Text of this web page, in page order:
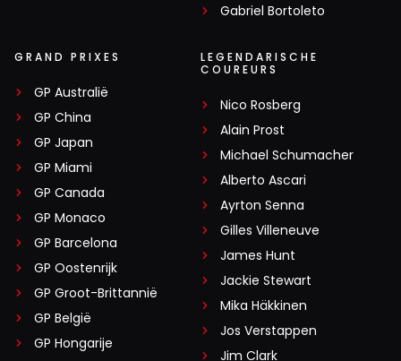
Gabriel Bortoleto
GRAND PRIXES
GP Australië
GP China
GP Japan
GP Miami
GP Canada
GP Monaco
GP Barcelona
GP Oostenrijk
GP Groot-Brittannië
GP België
GP Hongarije
LEGENDARISCHE
COUREURS
Nico Rosberg
Alain Prost
Michael Schumacher
Alberto Ascari
Ayrton Senna
Gilles Villeneuve
James Hunt
Jackie Stewart
Mika Häkkinen
Jos Verstappen
Jim Clark